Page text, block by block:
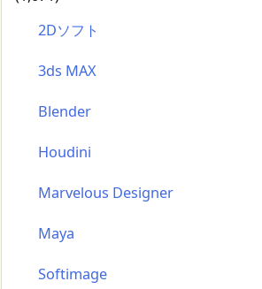
2Dソフト
3ds MAX
Blender
Houdini
Marvelous Designer
Maya
Softimage